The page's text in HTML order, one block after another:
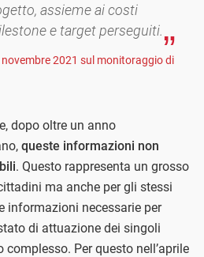
assieme ai costi
e target perseguiti.
2021 sul monitoraggio di
dopo oltre un anno
queste informazioni non
. Questo rappresenta un grosso
ma anche per gli stessi
informazioni necessarie per
di attuazione dei singoli
complesso. Per questo nell’aprile